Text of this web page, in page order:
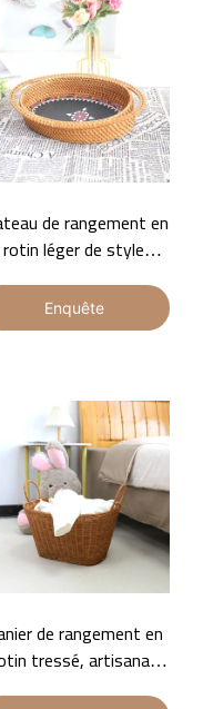
de rangement en
rotin léger de style
exquis, peut
être utilisé pour la
de la maison
Enquête
de rangement en
tressé, artisanat